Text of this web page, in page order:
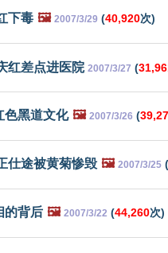
下毒 🖼️ 2007/3/29 (40,920次)
红差点进医院 2007/3/27 (
色黑道文化 🖼️ 2007/3/26 (
仕途被黄菊惨毁 🖼️ 2007/3/25 (
的背后 🖼️ 2007/3/22 (44,260次)